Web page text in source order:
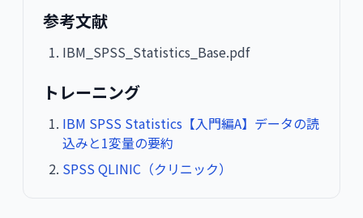
参考文献
IBM_SPSS_Statistics_Base.pdf
トレーニング
IBM SPSS Statistics【入門編A】データの読
込みと1変量の要約
SPSS QLINIC（クリニック）